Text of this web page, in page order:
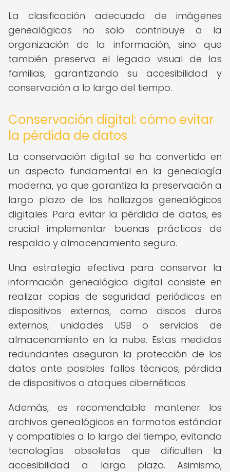
La clasificación adecuada de imágenes
genealógicas no solo contribuye a la
organización de la información, sino que
también preserva el legado visual de las
familias, garantizando su accesibilidad y
conservación a lo largo del tiempo.
Conservación digital: cómo evitar
la pérdida de datos
La conservación digital se ha convertido en
un aspecto fundamental en la genealogía
moderna, ya que garantiza la preservación a
largo plazo de los hallazgos genealógicos
digitales. Para evitar la pérdida de datos, es
crucial implementar buenas prácticas de
respaldo y almacenamiento seguro.
Una estrategia efectiva para conservar la
información genealógica digital consiste en
realizar copias de seguridad periódicas en
dispositivos externos, como discos duros
externos, unidades USB o servicios de
almacenamiento en la nube. Estas medidas
redundantes aseguran la protección de los
datos ante posibles fallos técnicos, pérdida
de dispositivos o ataques cibernéticos.
Además, es recomendable mantener los
archivos genealógicos en formatos estándar
y compatibles a lo largo del tiempo, evitando
tecnologías obsoletas que dificulten la
accesibilidad a largo plazo. Asimismo,